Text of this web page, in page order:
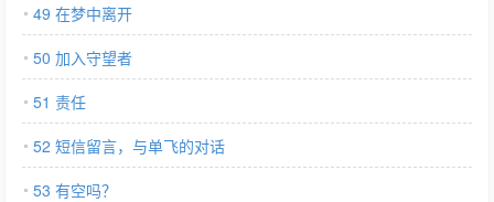
49 在梦中离开
50 加入守望者
51 责任
52 短信留言，与单飞的对话
53 有空吗？